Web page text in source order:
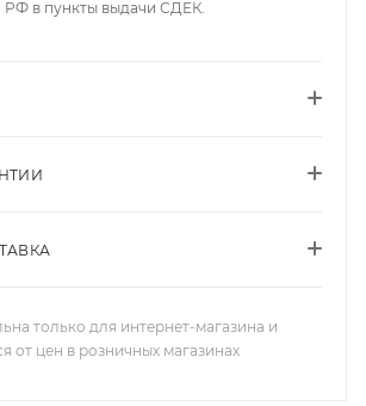
РФ в пункты выдачи СДЕК.
только для интернет-магазина и
от цен в розничных магазинах